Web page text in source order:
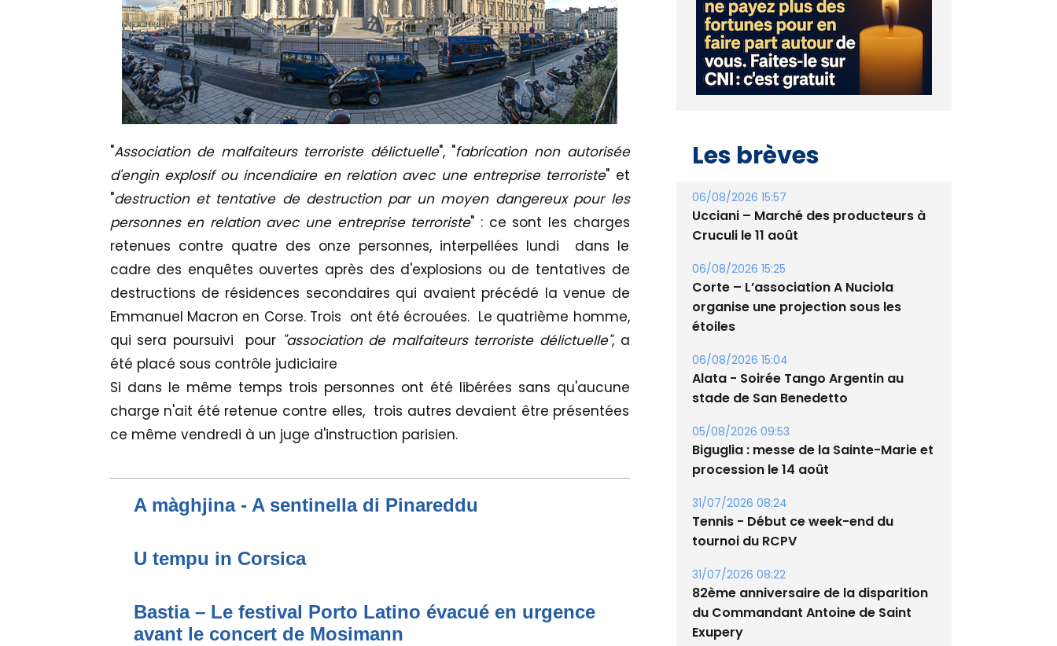
"Association de malfaiteurs terroriste délictuelle", "fabrication non autorisée
d'engin explosif ou incendiaire en relation avec une entreprise terroriste" et
"destruction et tentative de destruction par un moyen dangereux pour les
personnes en relation avec une entreprise terroriste" : ce sont les charges
retenues contre quatre des onze personnes, interpellées lundi dans le
cadre des enquêtes ouvertes après des d'explosions ou de tentatives de
destructions de résidences secondaires qui avaient précédé la venue de
Emmanuel Macron en Corse. Trois ont été écrouées. Le quatrième homme,
qui sera poursuivi pour "association de malfaiteurs terroriste délictuelle", a
été placé sous contrôle judiciaire
Si dans le même temps trois personnes ont été libérées sans qu'aucune
charge n'ait été retenue contre elles, trois autres devaient être présentées
ce même vendredi à un juge d'instruction parisien.
A màghjina - A sentinella di Pinareddu
U tempu in Corsica
Bastia – Le festival Porto Latino évacué en urgence
avant le concert de Mosimann
Les brèves
06/08/2026 15:57
Ucciani – Marché des producteurs à
Cruculi le 11 août
06/08/2026 15:25
Corte – L’association A Nuciola
organise une projection sous les
étoiles
06/08/2026 15:04
Alata - Soirée Tango Argentin au
stade de San Benedetto
05/08/2026 09:53
Biguglia : messe de la Sainte-Marie et
procession le 14 août
31/07/2026 08:24
Tennis - Début ce week-end du
tournoi du RCPV
31/07/2026 08:22
82ème anniversaire de la disparition
du Commandant Antoine de Saint
Exupery